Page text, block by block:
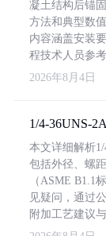
凝土结构后锚
方法和典型数
内容涵盖安装
程技术人员参考
2026年8月4日
1/4-36UNS-
本文详细解析
包括外径、螺
（ASME B1.1
见疑问，通过
附加工艺建议